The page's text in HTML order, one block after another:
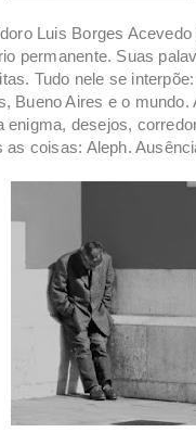
Luis Borges
permanente. Suas
Tudo nele se
Bueno Aires e o
enigma, desejos,
as coisas: Aleph.